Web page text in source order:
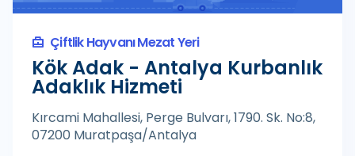
Çiftlik Hayvanı Mezat Yeri
Kök Adak - Antalya Kurbanlık
Adaklık Hizmeti
Kırcami Mahallesi, Perge Bulvarı, 1790. Sk. No:8,
07200 Muratpaşa/Antalya